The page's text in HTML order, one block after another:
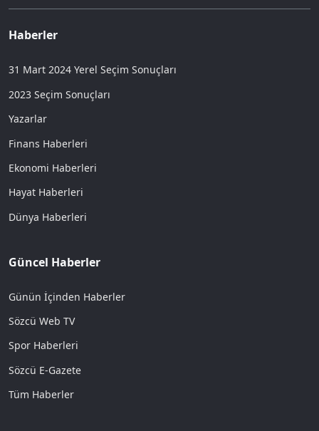
Haberler
31 Mart 2024 Yerel Seçim Sonuçları
2023 Seçim Sonuçları
Yazarlar
Finans Haberleri
Ekonomi Haberleri
Hayat Haberleri
Dünya Haberleri
Güncel Haberler
Günün İçinden Haberler
Sözcü Web TV
Spor Haberleri
Sözcü E-Gazete
Tüm Haberler